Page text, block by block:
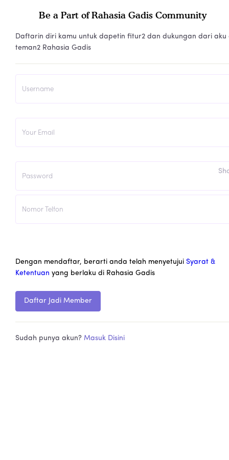
Be a Part of Rahasia Gadis Community
Daftarin diri kamu untuk dapetin fitur2 dan dukungan dari aku
teman2 Rahasia Gadis
Dengan mendaftar, berarti anda telah menyetujui Syarat &
Ketentuan yang berlaku di Rahasia Gadis
Daftar Jadi Member
Sudah punya akun? Masuk Disini